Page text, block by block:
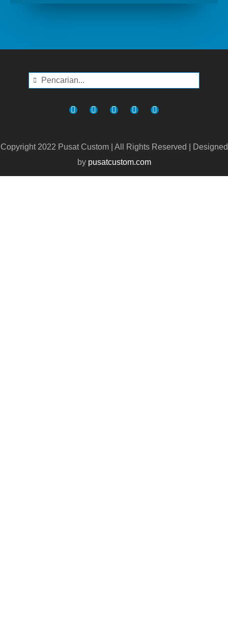
Copyright 2022 Pusat Custom | All Rights Reserved | Designed
by pusatcustom.com